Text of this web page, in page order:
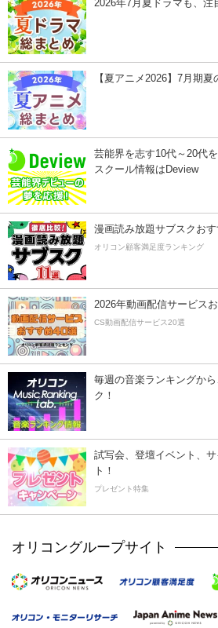
2026年7月夏ドラマも、注
【夏アニメ2026】7月期
芸能界を志す10代～20代
スクール情報はDeview
漫画読み放題サブスクおす
オリコン顧客満足度ランキング
2026年動画配信サービス
CS動画配信サービス20選
毎週の音楽ランキングか
ク！
試写会、登壇イベント、
ト！
プレゼント特集
オリコングループサイト